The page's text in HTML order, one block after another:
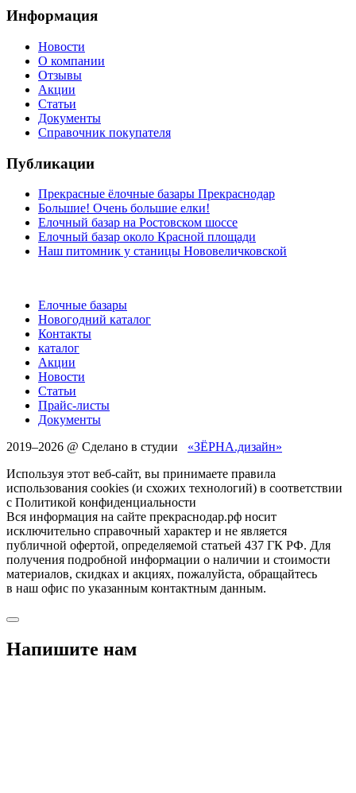
Информация
Новости
О компании
Отзывы
Акции
Статьи
Документы
Справочник покупателя
Публикации
Прекрасные ёлочные базары Прекраснодар
Большие! Очень большие елки!
Елочный базар на Ростовском шоссе
Елочный базар около Красной площади
Наш питомник у станицы Нововеличковской
Елочные базары
Новогодний каталог
Контакты
каталог
Акции
Новости
Статьи
Прайс-листы
Документы
2019–2026 @ Сделано в студии «ЗЁРНА.дизайн»
Используя этот веб-сайт, вы принимаете правила
использования cookies (и схожих технологий) в соответствии
с Политикой конфиденциальности
Вся информация на сайте прекраснодар.рф носит
исключительно справочный характер и не является
публичной офертой, определяемой статьей 437 ГК РФ. Для
получения подробной информации о наличии и стоимости
материалов, скидках и акциях, пожалуйста, обращайтесь
в наш офис по указанным контактным данным.
Напишите нам